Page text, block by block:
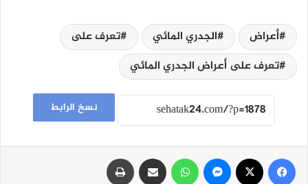
أعراض الجدري المائي
تعرف على
تعرف على أعراض الجدري المائي
نسخ الرابط
فيسبوك ماسنجر واتساب مشاركة عبر البريد